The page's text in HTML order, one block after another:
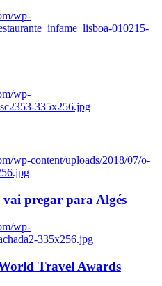
wp-
010215-
wp-
335x256.jpg
wp-content/uploads/2018/07/o-
pregar para Algés
wp-
335x256.jpg
Travel Awards